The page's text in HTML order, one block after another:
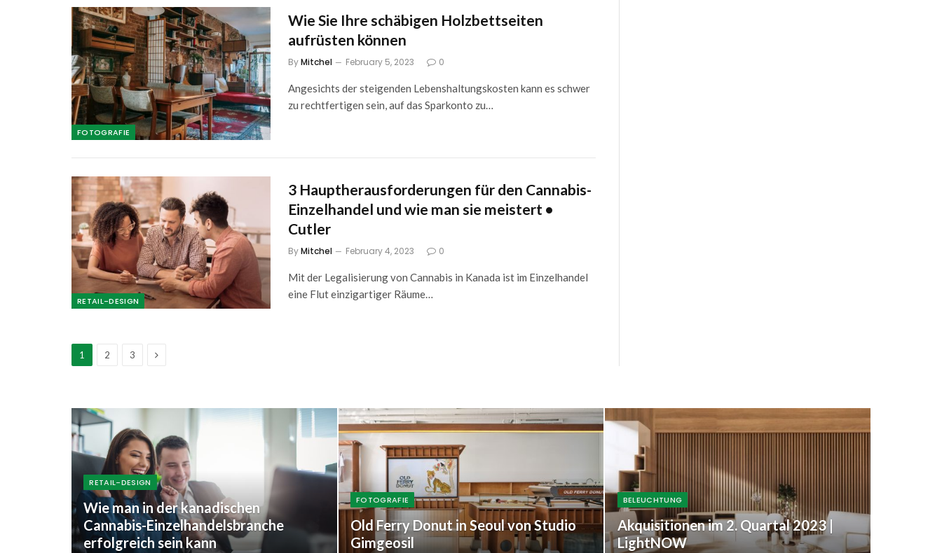
FOTOGRAFIE
Wie Sie Ihre schäbigen Holzbettseiten
aufrüsten können
ByMitchel February 5, 2023 0
Angesichts der steigenden Lebenshaltungskosten kann es schwer
zu rechtfertigen sein, auf das Sparkonto zu…
RETAIL-DESIGN
3 Hauptherausforderungen für den Cannabis-
Einzelhandel und wie man sie meistert •
Cutler
ByMitchel February 4, 2023 0
Mit der Legalisierung von Cannabis in Kanada ist im Einzelhandel
eine Flut einzigartiger Räume…
1 2 3 Next
RETAIL-DESIGN
Wie man in der kanadischen
Cannabis-Einzelhandelsbranche
erfolgreich sein kann
FOTOGRAFIE
Old Ferry Donut in Seoul von Studio
Gimgeosil
BELEUCHTUNG
Akquisitionen im 2. Quartal 2023 |
LightNOW